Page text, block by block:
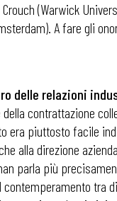
(Warwick
A fare gli
delle relazioni
della contrattazione
era piuttosto facile
alla direzione
parla più
tra